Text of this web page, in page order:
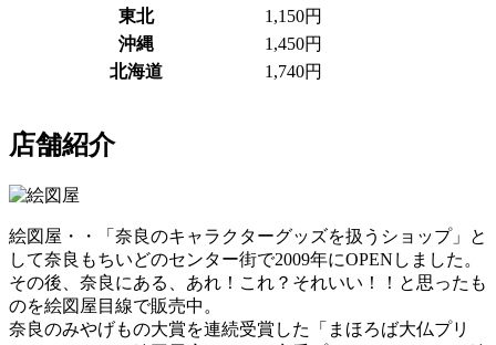
東北
1,150円
沖縄
1,450円
北海道
1,740円
店舗紹介
絵図屋・・「奈良のキャラクターグッズを扱うショップ」と
して奈良もちいどのセンター街で2009年にOPENしました。
その後、奈良にある、あれ！これ？それいい！！と思ったも
のを絵図屋目線で販売中。
奈良のみやげもの大賞を連続受賞した「まほろば大仏プリ